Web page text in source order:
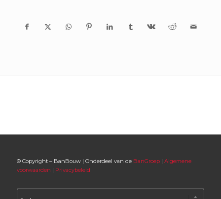
© Copyright – BanBouw | Onderdeel van de BanGroep| Algemene
voorwaarden | Privacybeleid